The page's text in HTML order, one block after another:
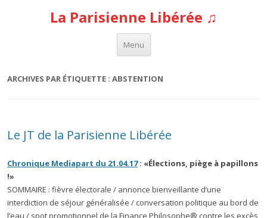
La Parisienne Libérée ♫
Menu
Aller au contenu
ARCHIVES PAR ÉTIQUETTE : ABSTENTION
Le JT de la Parisienne Libérée
Chronique Mediapart du 21.04.17: «Élections, piège à papillons
!»
SOMMAIRE : fièvre électorale / annonce bienveillante d’une
interdiction de séjour généralisée / conversation politique au bord de
l’eau / spot promotionnel de la Finance Philosophe® contre les excès